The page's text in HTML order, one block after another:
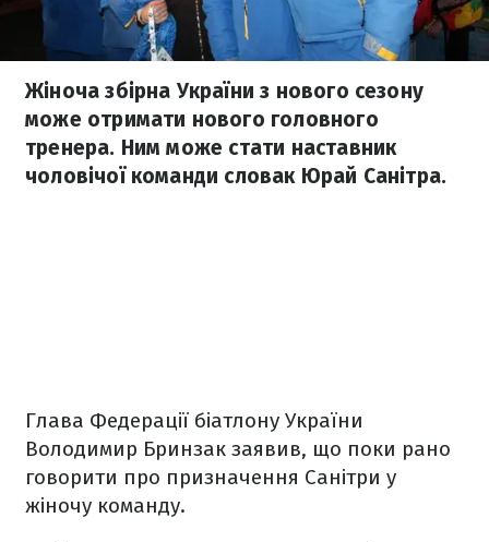
Жіноча збірна України з нового сезону
може отримати нового головного
тренера. Ним може стати наставник
чоловічої команди словак Юрай Санітра.
Глава Федерації біатлону України
Володимир Бринзак заявив, що поки рано
говорити про призначення Санітри у
жіночу команду.